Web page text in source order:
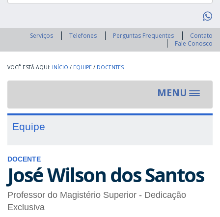
Serviços Telefones Perguntas Frequentes
Contato
Fale Conosco
INÍCIO / EQUIPE / DOCENTES
MENU
Toggle
Equipe
DOCENTE
José Wilson dos Santos
Professor do Magistério Superior - Dedicação
Exclusiva